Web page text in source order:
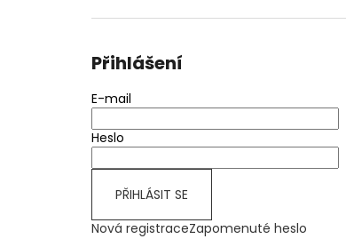
Přihlášení
E-mail
Heslo
PŘIHLÁSIT SE
Nová registraceZapomenuté heslo